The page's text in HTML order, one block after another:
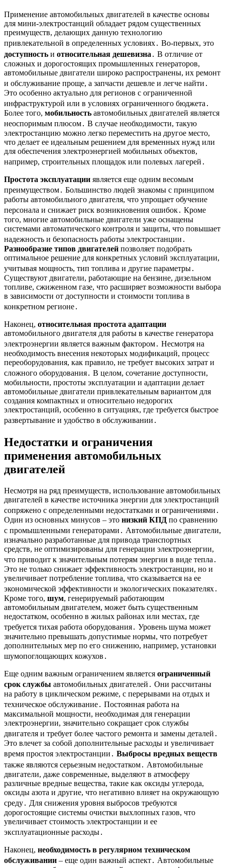
Применение автомобильных двигателей в качестве основы
для мини-электростанций обладает рядом существенных
преимуществ, делающих данную технологию
привлекательной в определенных условиях․ Во-первых, это
доступность и относительная дешевизна ․ В отличие от
сложных и дорогостоящих промышленных генераторов,
автомобильные двигатели широко распространены, их ремонт
и обслуживание проще, а запчасти дешевле и легче найти․
Это особенно актуально для регионов с ограниченной
инфраструктурой или в условиях ограниченного бюджета․
Более того, мобильность автомобильных двигателей является
неоспоримым плюсом․ В случае необходимости, такую
электростанцию можно легко переместить на другое место,
что делает ее идеальным решением для временных нужд или
для обеспечения электроэнергией мобильных объектов,
например, строительных площадок или полевых лагерей․
Простота эксплуатации является еще одним весомым
преимуществом․ Большинство людей знакомы с принципом
работы автомобильного двигателя, что упрощает обучение
персонала и снижает риск возникновения ошибок․ Кроме
того, многие автомобильные двигатели уже оснащены
системами автоматического контроля и защиты, что повышает
надежность и безопасность работы электростанции․
Разнообразие типов двигателей позволяет подобрать
оптимальное решение для конкретных условий эксплуатации,
учитывая мощность, тип топлива и другие параметры․
Существуют двигатели, работающие на бензине, дизельном
топливе, сжиженном газе, что расширяет возможности выбора
в зависимости от доступности и стоимости топлива в
конкретном регионе․
Наконец, относительная простота адаптации
автомобильного двигателя для работы в качестве генератора
электроэнергии является важным фактором․ Несмотря на
необходимость внесения некоторых модификаций, процесс
переоборудования, как правило, не требует высоких затрат и
сложного оборудования․ В целом, сочетание доступности,
мобильности, простоты эксплуатации и адаптации делает
автомобильные двигатели привлекательным вариантом для
создания компактных и относительно недорогих
электростанций, особенно в ситуациях, где требуется быстрое
развертывание и удобство в обслуживании․
Недостатки и ограничения
применения автомобильных
двигателей
Несмотря на ряд преимуществ, использование автомобильных
двигателей в качестве источника энергии для электростанций
сопряжено с определенными недостатками и ограничениями․
Один из основных минусов – это низкий КПД по сравнению
с промышленными генераторами․ Автомобильные двигатели,
изначально разработанные для привода транспортных
средств, не оптимизированы для генерации электроэнергии,
что приводит к значительным потерям энергии в виде тепла․
Это не только снижает эффективность электростанции, но и
увеличивает потребление топлива, что сказывается на ее
экономической эффективности и экологических показателях․
Кроме того, шум, генерируемый работающим
автомобильным двигателем, может быть существенным
недостатком, особенно в жилых районах или местах, где
требуется тихая работа оборудования․ Уровень шума может
значительно превышать допустимые нормы, что потребует
дополнительных мер по его снижению, например, установки
шумопоглощающих кожухов․
Еще одним важным ограничением является ограниченный
срок службы автомобильных двигателей․ Они рассчитаны
на работу в циклическом режиме, с перерывами на отдых и
техническое обслуживание․ Постоянная работа на
максимальной мощности, необходимая для генерации
электроэнергии, значительно сокращает срок службы
двигателя и требует более частого ремонта и замены деталей․
Это влечет за собой дополнительные расходы и увеличивает
время простоя электростанции․ Выбросы вредных веществ
также являются серьезным недостатком․ Автомобильные
двигатели, даже современные, выделяют в атмосферу
различные вредные вещества, такие как оксиды углерода,
оксиды азота и другие, что негативно влияет на окружающую
среду․ Для снижения уровня выбросов требуются
дорогостоящие системы очистки выхлопных газов, что
увеличивает стоимость электростанции и ее
эксплуатационные расходы․
Наконец, необходимость в регулярном техническом
обслуживании – еще один важный аспект․ Автомобильные